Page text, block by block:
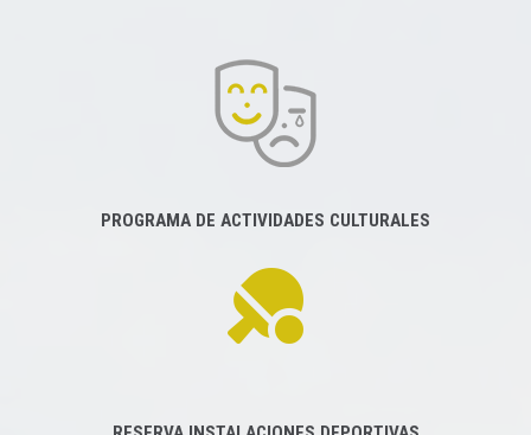
PROGRAMA DE ACTIVIDADES CULTURALES